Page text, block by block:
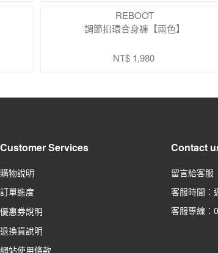
REBOOT
調節扣環合身褲【兩色】
NT$ 1,980
Customer Services
購物說明
訂單進度
優惠券說明
退換貨說明
網站使用條款
Contact
留言給客服
客服時間：
客服專線：